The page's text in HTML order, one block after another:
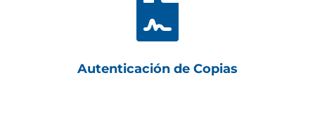

Autenticación de Copias